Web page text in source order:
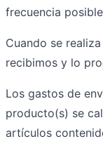
frecuencia
Cuando se
recibimos y lo
Los gastos de
producto(s) se
artículos